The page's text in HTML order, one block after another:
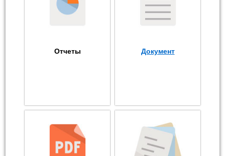
Отчеты Документ